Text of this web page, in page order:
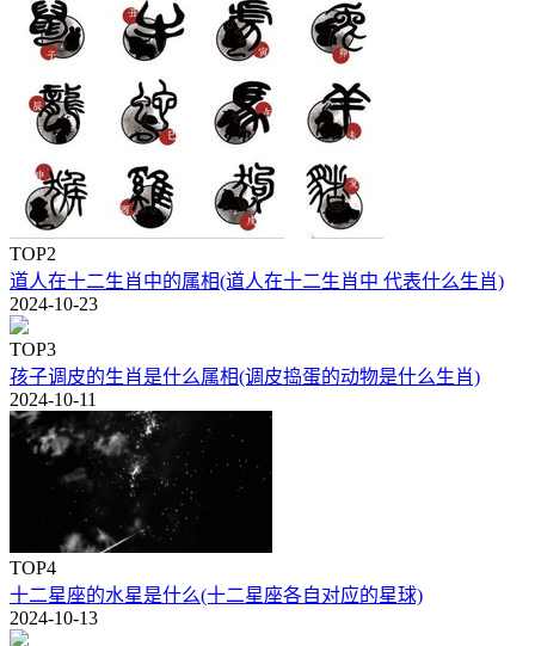
TOP2
道人在十二生肖中的属相(道人在十二生肖中 代表什么生肖)
2024-10-23
TOP3
孩子调皮的生肖是什么属相(调皮捣蛋的动物是什么生肖)
2024-10-11
TOP4
十二星座的水星是什么(十二星座各自对应的星球)
2024-10-13